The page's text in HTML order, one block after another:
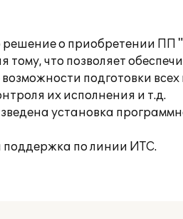
о приобретении ПП
что позволяет
подготовки
их исполнения и т.д.
установка
поддержка по линии ИТС.